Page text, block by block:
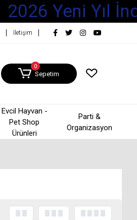
2026 Yeni Yıl
İletişim
0
Sepetim
Evcil Hayvan -
Pet Shop
Ürünleri
Parti &
Organizasyon